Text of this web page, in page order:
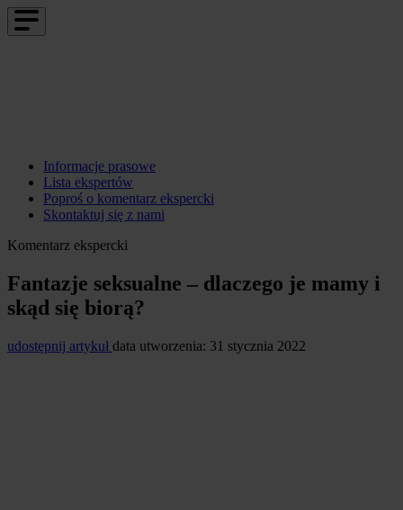
Informacje prasowe
Lista ekspertów
Poproś o komentarz ekspercki
Skontaktuj się z nami
Komentarz ekspercki
Fantazje seksualne – dlaczego je mamy i
skąd się biorą?
udostępnij artykuł data utworzenia: 31 stycznia 2022